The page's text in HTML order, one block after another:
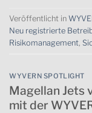
Veröffentlicht in
Neu registrierte
Risikomanagement,
WYVERN SPOTLIGHT
Magellan Jets
mit der